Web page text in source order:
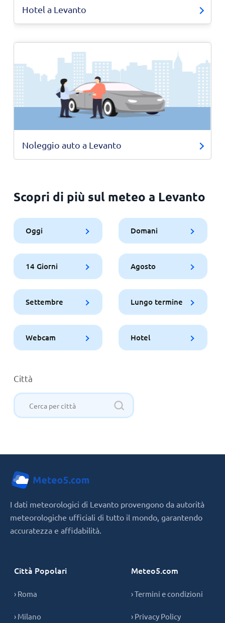
Hotel a Levanto
Noleggio auto a Levanto
Scopri di più sul meteo a Levanto
Oggi Domani
14 Giorni Agosto
Settembre Lungo termine
Webcam Hotel
Città
I dati meteorologici di Levanto provengono da autorità
meteorologiche ufficiali di tutto il mondo, garantendo
accuratezza e affidabilità.
Città Popolari
› Roma
› Milano
Meteo5.com
› Termini e condizioni
› Privacy Policy